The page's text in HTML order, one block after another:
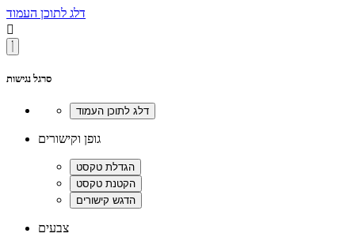
דלג לתוכן העמוד

סרגל נגישות
גופן וקישורים
צבעים